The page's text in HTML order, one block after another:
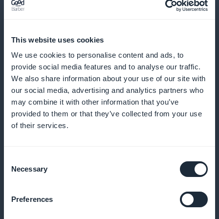
This website uses cookies
We use cookies to personalise content and ads, to
provide social media features and to analyse our traffic.
We also share information about your use of our site with
our social media, advertising and analytics partners who
may combine it with other information that you’ve
provided to them or that they’ve collected from your use
of their services.
Selection
Necessary
Preferences
Integrar vídeos para enriquecer la
Añada contenidos de vídeo para diversificar los
formatos de enseñanza y mejorar la participación de
los estudiantes
Enviar notificaciones push para animar a
la gente a tomar nuevos cursos
disponible un nuevo módulo para maximizar su